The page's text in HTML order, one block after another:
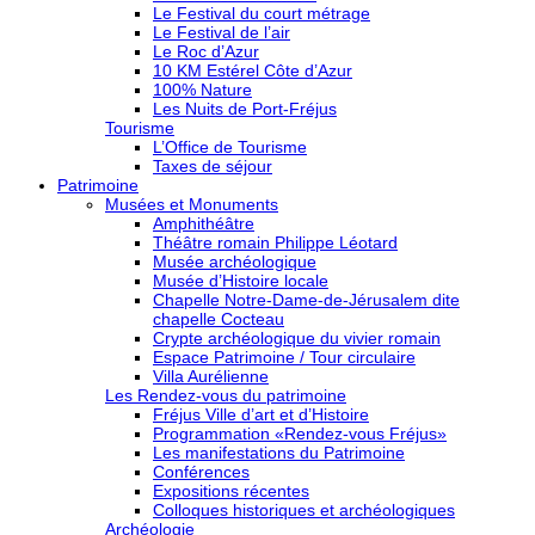
Le Festival du court métrage
Le Festival de l’air
Le Roc d’Azur
10 KM Estérel Côte d’Azur
100% Nature
Les Nuits de Port-Fréjus
Tourisme
L’Office de Tourisme
Taxes de séjour
Patrimoine
Musées et Monuments
Amphithéâtre
Théâtre romain Philippe Léotard
Musée archéologique
Musée d’Histoire locale
Chapelle Notre-Dame-de-Jérusalem dite
chapelle Cocteau
Crypte archéologique du vivier romain
Espace Patrimoine / Tour circulaire
Villa Aurélienne
Les Rendez-vous du patrimoine
Fréjus Ville d’art et d’Histoire
Programmation «Rendez-vous Fréjus»
Les manifestations du Patrimoine
Conférences
Expositions récentes
Colloques historiques et archéologiques
Archéologie